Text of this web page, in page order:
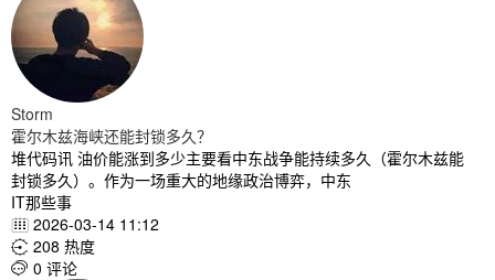
Storm
霍尔木兹海峡还能封锁多久？
堆代码讯 油价能涨到多少主要看中东战争能持续多久（霍尔木兹能
封锁多久）。作为一场重大的地缘政治博弈，中东
IT那些事
 2026-03-14 11:12
 208 热度
 0 评论